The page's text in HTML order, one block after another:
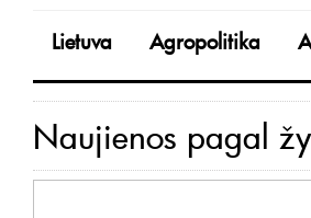
Lietuva Agropolitika
Naujienos pagal